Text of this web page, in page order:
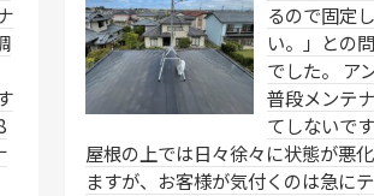
るので固定
い。」との
でした。 ア
普段メンテ
てしないで
屋根の上では日々徐々に状態が悪
ますが、お客様が気付くのは急に